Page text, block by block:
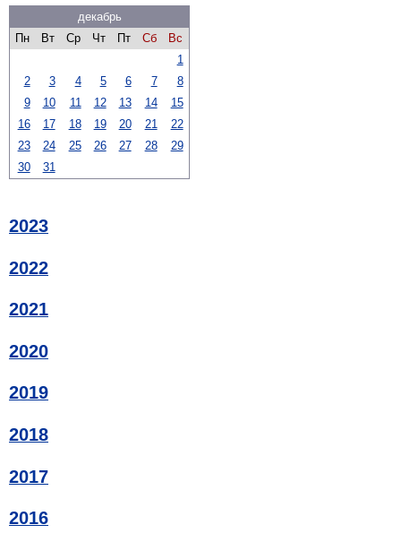
декабрь
Пн
Вт Ср Чт Пт Сб
Вс
1
2
3 4 5 6 7
8
9
10 11 12 13 14
15
16
17 18 19 20 21
22
23
24 25 26 27 28
29
30
31
2023
2022
2021
2020
2019
2018
2017
2016